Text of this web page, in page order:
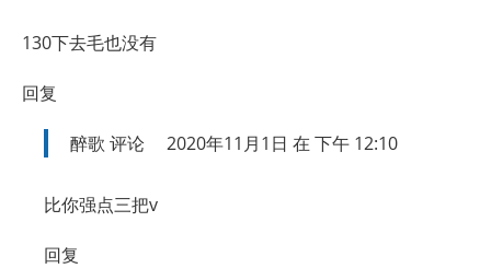
130下去毛也没有
回复
醉歌 评论 2020年11月1日 在 下午 12:10
比你强点三把v
回复